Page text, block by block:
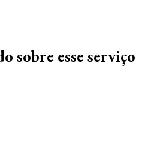
sobre esse serviço